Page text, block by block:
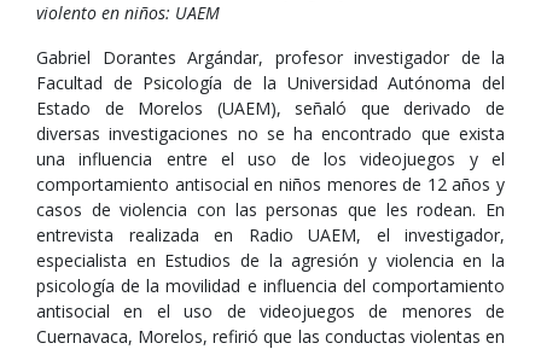
violento en niños: UAEM
Gabriel Dorantes Argándar, profesor investigador de la
Facultad de Psicología de la Universidad Autónoma del
Estado de Morelos (UAEM), señaló que derivado de
diversas investigaciones no se ha encontrado que exista
una influencia entre el uso de los videojuegos y el
comportamiento antisocial en niños menores de 12 años y
casos de violencia con las personas que les rodean. En
entrevista realizada en Radio UAEM, el investigador,
especialista en Estudios de la agresión y violencia en la
psicología de la movilidad e influencia del comportamiento
antisocial en el uso de videojuegos de menores de
Cuernavaca, Morelos, refirió que las conductas violentas en